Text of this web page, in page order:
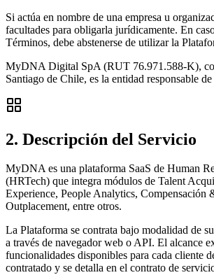
Si actúa en nombre de una empresa u
facultades para obligarla jurídicamente. En
Términos, debe abstenerse de utilizar la
MyDNA Digital SpA (RUT 76.971.588-K),
Santiago de Chile, es la entidad responsable
2. Descripción del Servicio
MyDNA es una plataforma SaaS de Human
(HRTech) que integra módulos de Talent
Experience, People Analytics, Compensación
Outplacement, entre otros.
La Plataforma se contrata bajo modalidad de
a través de navegador web o API. El alcance
funcionalidades disponibles para cada cliente
contratado y se detalla en el contrato de